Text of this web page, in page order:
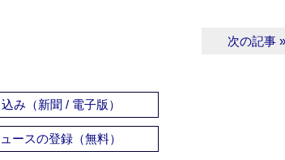
次の記事 »
み（新聞 / 電子版）
ースの登録（無料）